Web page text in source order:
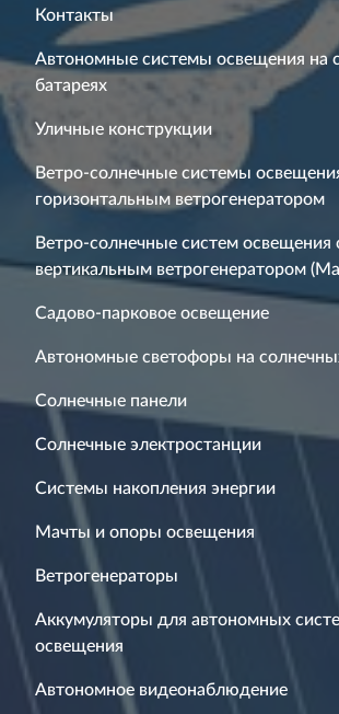
Контакты
Автономные системы освещения на
батареях
Уличные конструкции
Ветро-солнечные системы
горизонтальным ветрогенератором
Ветро-солнечные систем освещения
вертикальным ветрогенератором
Садово-парковое освещение
Автономные светофоры на
Солнечные панели
Солнечные электростанции
Системы накопления энергии
Мачты и опоры освещения
Ветрогенераторы
Аккумуляторы для автономных
освещения
Автономное видеонаблюдение